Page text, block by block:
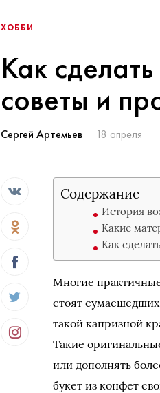
ХОББИ
Как
советы и
Сергей Артемьев 18 апреля
Содержание
История
Какие
Как
Многие
стоят
такой капризной
Такие
или дополнять
букет из конфет